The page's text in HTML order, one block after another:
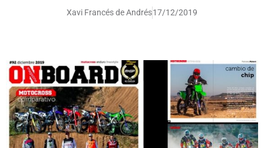
Xavi Francés de Andrés17/12/2019